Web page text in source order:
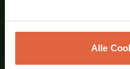
Alle